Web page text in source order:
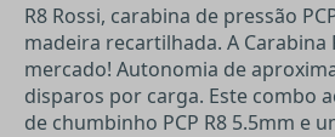
R8 Rossi, carabina de pressão
madeira recartilhada. A Carabina
mercado! Autonomia de
disparos por carga. Este combo
de chumbinho PCP R8 5.5mm e